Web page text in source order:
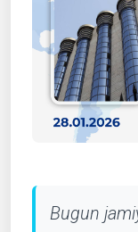
Bugun